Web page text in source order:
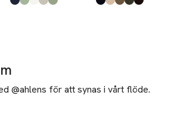
Produkten finns i färgerna:
Navy
Dusty Olive
Off White,
Stone
Dk Khaki,
Produkten finns i
Navy,
Sand,
Dk Sand,
Army,
Brown,
@ahlens för att synas i vårt flöde.